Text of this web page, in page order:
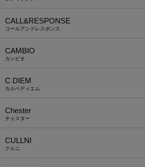
CALL&RESPONSE
コールアンドレスポンス
CAMBIO
カンビオ
C DIEM
カルペディエム
Chester
チェスター
CULLNI
クルニ